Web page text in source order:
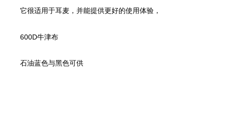
它很适用于耳麦，并能提供更好的使用体验，
600D牛津布
石油蓝色与黑色可供